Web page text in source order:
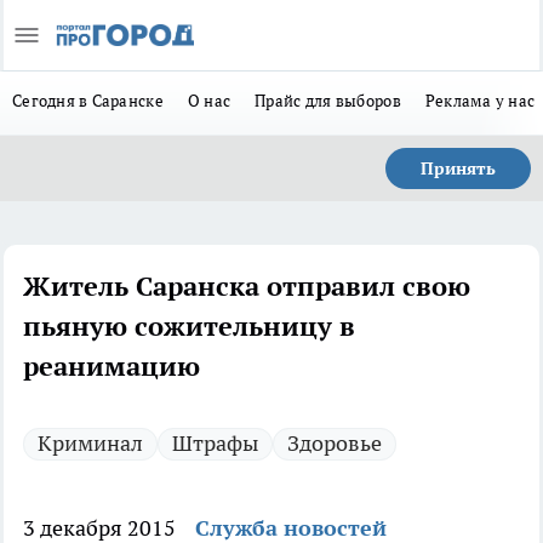
Сегодня в Саранске О нас Прайс для выборов Реклама у нас
Принять
Житель Саранска отправил свою
пьяную сожительницу в
реанимацию
Криминал Штрафы Здоровье
3 декабря 2015 Служба новостей